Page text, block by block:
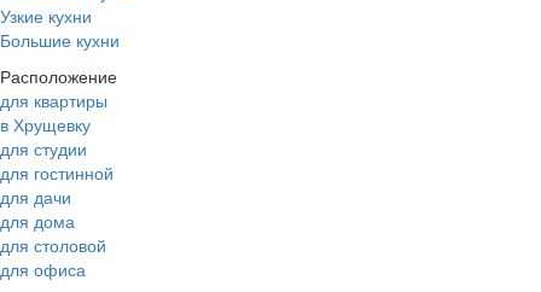
Узкие кухни
Большие кухни
Расположение
для квартиры
в Хрущевку
для студии
для гостинной
для дачи
для дома
для столовой
для офиса